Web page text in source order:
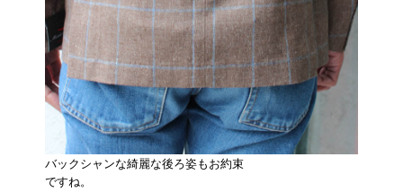
バックシャンな綺麗な後ろ姿もお約束
ですね。